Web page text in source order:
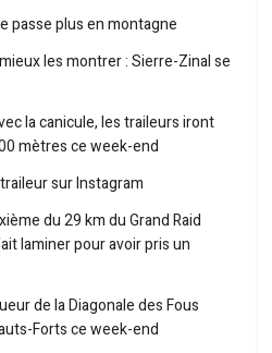
passe plus en montagne
les montrer : Sierre-Zinal se
la canicule, les traileurs iront
mètres ce week-end
sur Instagram
du 29 km du Grand Raid
laminer pour avoir pris un
de la Diagonale des Fous
Forts ce week-end